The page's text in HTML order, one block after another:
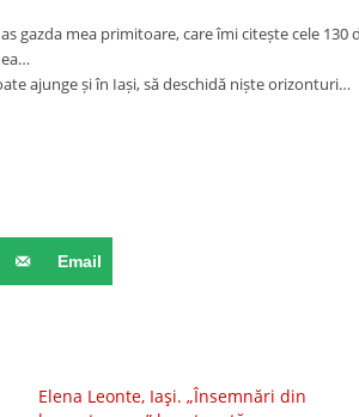
gazda mea primitoare, care îmi citește cele 130
ajunge și în Iași, să deschidă niște orizonturi…
Email
Elena Leonte, Iaşi. „Însemnări din